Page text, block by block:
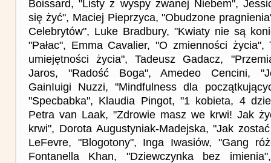
Boissard, "Listy z wyspy zwanej Niebem",
się żyć", Maciej Pieprzyca, "Obudzone
Celebrytów", Luke Bradbury, "Kwiaty nie są
"Pałac", Emma Cavalier, "O zmienności życia",
umiejętności życia", Tadeusz Gadacz,
Jaros, "Radość Boga", Amedeo Cencini,
GainIuigi Nuzzi, "Mindfulness dla
"Specbabka", Klaudia Pingot, "1 kobieta, 4
Petra van Laak, "Zdrowie masz we krwi! Jak
krwi", Dorota Augustyniak-Madejska, "Jak
LeFevre, "Blogotony", Inga Iwasiów, "Gang
Fontanella Khan, "Dziewczynka bez